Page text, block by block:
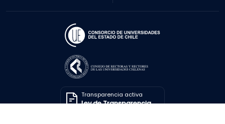
Transparencia activa
Ley de Transparencia